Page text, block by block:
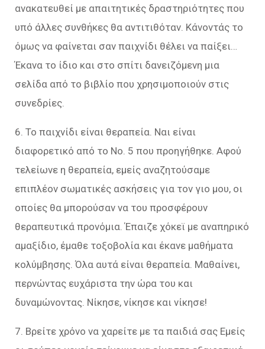
ανακατευθεί με απαιτητικές δραστηριότητες που
υπό άλλες συνθήκες θα αντιτιθόταν. Κάνοντάς το
όμως να φαίνεται σαν παιχνίδι θέλει να παίξει…
Έκανα το ίδιο και στο σπίτι δανειζόμενη μια
σελίδα από το βιβλίο που χρησιμοποιούν στις
συνεδρίες.
6. Το παιχνίδι είναι θεραπεία. Ναι είναι
διαφορετικό από το Νο. 5 που προηγήθηκε. Αφού
τελείωνε η θεραπεία, εμείς αναζητούσαμε
επιπλέον σωματικές ασκήσεις για τον γιο μου, οι
οποίες θα μπορούσαν να του προσφέρουν
θεραπευτικά προνόμια. Έπαιζε χόκεϊ με αναπηρικό
αμαξίδιο, έμαθε τοξοβολία και έκανε μαθήματα
κολύμβησης. Όλα αυτά είναι θεραπεία. Μαθαίνει,
περνώντας ευχάριστα την ώρα του και
δυναμώνοντας. Νίκησε, νίκησε και νίκησε!
7. Βρείτε χρόνο να χαρείτε με τα παιδιά σας Εμείς